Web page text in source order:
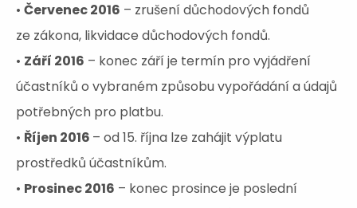
• Červenec 2016 – zrušení důchodových fondů
ze zákona, likvidace důchodových fondů.
• Září 2016 – konec září je termín pro vyjádření
účastníků o vybraném způsobu vypořádání a údajů
potřebných pro platbu.
• Říjen 2016 – od 15. října lze zahájit výplatu
prostředků účastníkům.
• Prosinec 2016 – konec prosince je poslední